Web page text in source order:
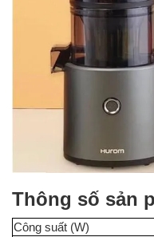
Thông số sản
Công suất (W)